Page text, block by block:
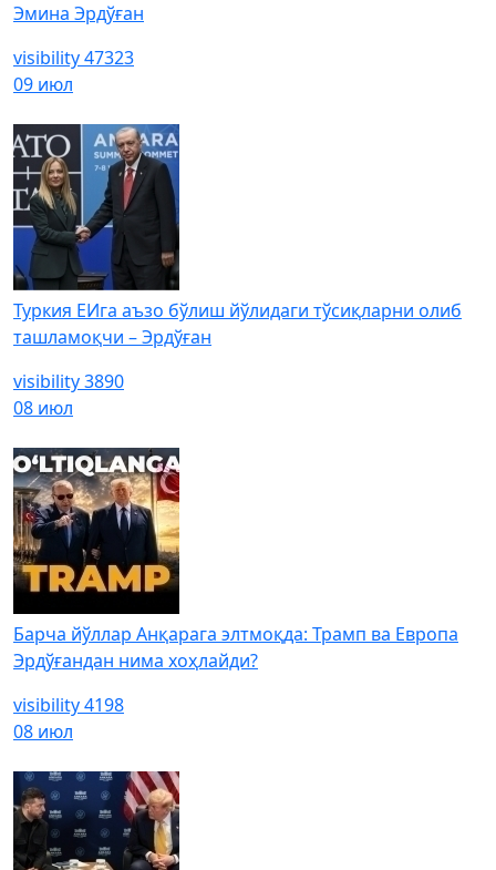
Эмина Эрдўған
visibility47323
09 июл
Туркия ЕИга аъзо бўлиш йўлидаги тўсиқларни олиб
ташламоқчи – Эрдўған
visibility3890
08 июл
Барча йўллар Анқарага элтмоқда: Трамп ва Европа
Эрдўғандан нима хоҳлайди?
visibility4198
08 июл